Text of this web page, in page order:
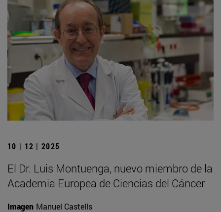
10 | 12 | 2025
El Dr. Luis Montuenga, nuevo miembro de la
Academia Europea de Ciencias del Cáncer
Imagen Manuel Castells